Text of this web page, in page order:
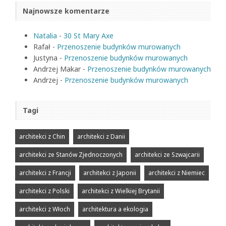
Najnowsze komentarze
Natalia - 30 St Mary Axe
Rafał - Przenoszenie budynków murowanych
Justyna - Przenoszenie budynków murowanych
Andrzej Makar - Przenoszenie budynków murowanych
Andrzej - Przenoszenie budynków murowanych
Tagi
architekci z Chin architekci z Danii
architekci ze Stanów Zjednoczonych architekci ze Szwajcarii
architekci z Francji architekci z Japonii architekci z Niemiec
architekci z Polski architekci z Wielkiej Brytanii
architekci z Włoch architektura a ekologia